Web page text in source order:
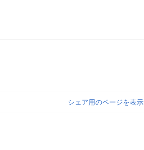
シェア用のページを表示